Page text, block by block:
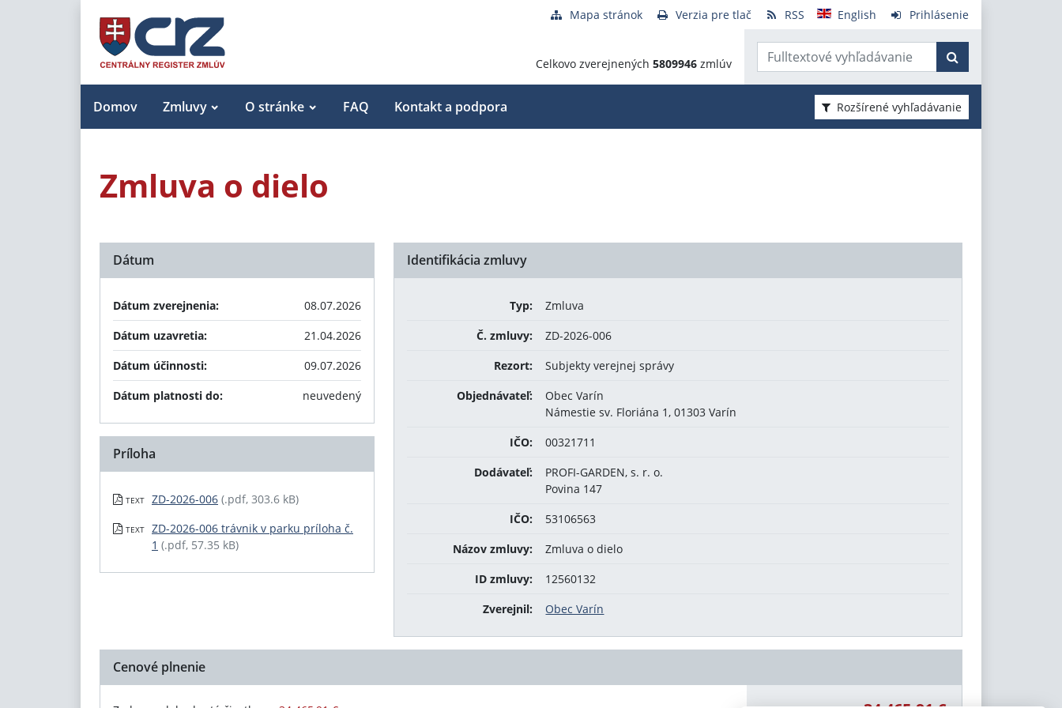
Mapa stránok Verzia pre tlač RSS English Prihlásenie
Celkovo zverejnených 5809946 zmlúv
Domov Zmluvy O stránke FAQ Kontakt a podpora Rozšírené vyhľadávanie
Zmluva o dielo
Identifikácia zmluvy
Typ:
Zmluva
Č. zmluvy:
ZD-2026-006
Rezort:
Subjekty verejnej správy
Objednávateľ:
Obec Varín
Námestie sv. Floriána 1, 01303 Varín
IČO:
00321711
Dodávateľ:
PROFI-GARDEN, s. r. o.
Povina 147
IČO:
53106563
Názov zmluvy:
Zmluva o dielo
ID zmluvy:
12560132
Zverejnil:
Obec Varín
Dátum
Dátum zverejnenia:
08.07.2026
Dátum uzavretia:
21.04.2026
Dátum účinnosti:
09.07.2026
Dátum platnosti do:
neuvedený
Príloha
TEXT ZD-2026-006 (.pdf, 303.6 kB)
TEXT
ZD-2026-006 trávnik v parku príloha č.
1 (.pdf, 57.35 kB)
Cenové plnenie